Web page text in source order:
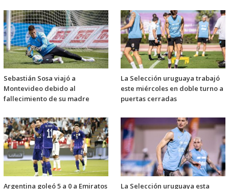
Sebastián Sosa viajó a
Montevideo debido al
fallecimiento de su madre
La Selección uruguaya trabajó
este miércoles en doble turno a
puertas cerradas
Argentina goleó 5 a 0 a Emiratos La Selección uruguaya esta